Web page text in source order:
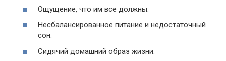
Ощущение, что им все должны.
Несбалансированное питание и недостаточный
сон.
Сидячий домашний образ жизни.